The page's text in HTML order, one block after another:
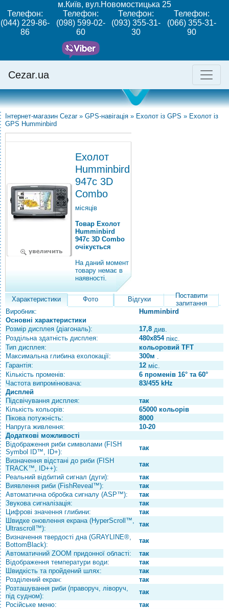
м.Київ, вул.Новомостицька 25
Телефон:
(044) 229-86-
86
Телефон:
(098) 599-02-
60
Телефон:
(093) 355-31-
30
Телефон:
(066) 355-31-
90
Cezar.ua
Інтернет-магазин Cezar » GPS-навігація » Ехолот із GPS » Ехолот із
GPS Humminbird
Ехолот
Humminbird
947с 3D
Combo
місяців
Товар Ехолот
Humminbird
947с 3D Combo
очікується
На даний момент
товару немає в
наявності.
Характеристики Фото Відгуки
Поставити
запитання
Виробник:
Humminbird
Основні характеристики
Розмір дисплея (діагональ):
17,8 див.
Роздільна здатність дисплея:
480x854пікс.
Тип дисплея:
кольоровий TFT
Максимальна глибина ехолокації:
300м .
Гарантія:
12 міс.
Кількість променів:
6 променів 16° та 60°
Частота випромінювача:
83/455 kHz
Дисплей
Підсвічування дисплея:
так
Кількість кольорів:
65000 кольорів
Пікова потужність:
8000
Напруга живлення:
10-20
Додаткові можливості
Відображення риби символами (FISH
Symbol ID™, ID+):
так
Визначення відстані до риби (FISH
TRACK™, ID++):
так
Реальний відбитий сигнал (дуги):
так
Виявлення риби (FishReveal™):
так
Автоматична обробка сигналу (ASP™):
так
Звукова сигналізація:
так
Цифрові значення глибини:
так
Швидке оновлення екрана (HyperScroll™,
Ultrascroll™):
так
Визначення твердості дна (GRAYLINE®,
BottomBlack):
так
Автоматичний ZOOM придонної області:
так
Відображення температури води:
так
Швидкість та пройдений шлях:
так
Розділений екран:
так
Розташування риби (праворуч, ліворуч,
під судном):
так
Російське меню:
так